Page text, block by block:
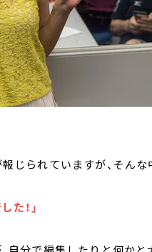
じられていますが、そん
た！」